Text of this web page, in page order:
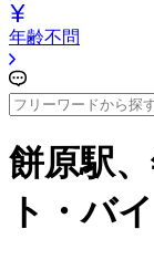
年齢不問
餅原駅
ト・バ